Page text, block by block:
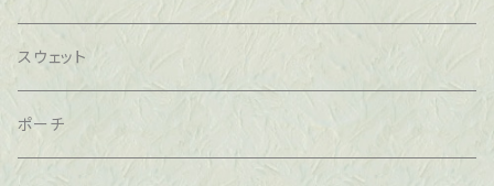
スウェット
ポーチ